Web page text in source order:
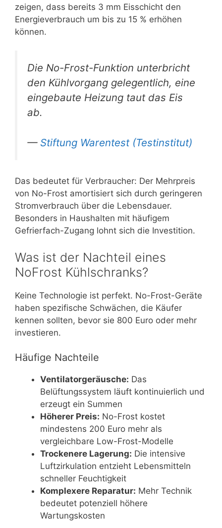
zeigen, dass bereits 3 mm Eisschicht den
Energieverbrauch um bis zu 15 % erhöhen
können.
Die No-Frost-Funktion unterbricht
den Kühlvorgang gelegentlich, eine
eingebaute Heizung taut das Eis
ab.
— Stiftung Warentest (Testinstitut)
Das bedeutet für Verbraucher: Der Mehrpreis
von No-Frost amortisiert sich durch geringeren
Stromverbrauch über die Lebensdauer.
Besonders in Haushalten mit häufigem
Gefrierfach-Zugang lohnt sich die Investition.
Was ist der Nachteil eines
NoFrost Kühlschranks?
Keine Technologie ist perfekt. No-Frost-Geräte
haben spezifische Schwächen, die Käufer
kennen sollten, bevor sie 800 Euro oder mehr
investieren.
Häufige Nachteile
Ventilatorgeräusche: Das
Belüftungssystem läuft kontinuierlich und
erzeugt ein Summen
Höherer Preis: No-Frost kostet
mindestens 200 Euro mehr als
vergleichbare Low-Frost-Modelle
Trockenere Lagerung: Die intensive
Luftzirkulation entzieht Lebensmitteln
schneller Feuchtigkeit
Komplexere Reparatur: Mehr Technik
bedeutet potenziell höhere
Wartungskosten